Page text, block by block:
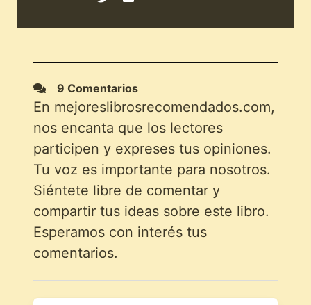
9 Comentarios
En mejoreslibrosrecomendados.com,
nos encanta que los lectores
participen y expreses tus opiniones.
Tu voz es importante para nosotros.
Siéntete libre de comentar y
compartir tus ideas sobre este libro.
Esperamos con interés tus
comentarios.